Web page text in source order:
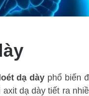
dạ dày phổ biến
dạ dày tiết ra